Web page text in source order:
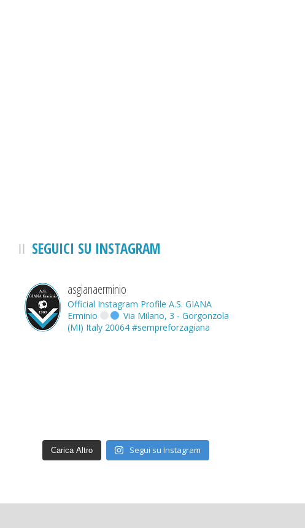
SEGUICI SU INSTAGRAM
asgianaerminio
Official Instagram Profile A.S. GIANA
Erminio
Via Milano, 3 - Gorgonzola
(MI) Italy 20064 #sempreforzagiana
Carica Altro Segui su Instagram